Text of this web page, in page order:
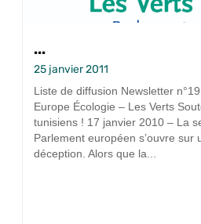
...
25 janvier 2011
Liste de diffusion Newsletter
Europe Écologie – Les Verts
tunisiens ! 17 janvier 2010 – La
Parlement européen s’ouvre sur
déception. Alors que la...